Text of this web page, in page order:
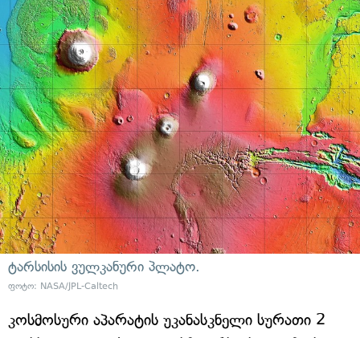
ტარსისის ვულკანური პლატო.
ფოტო: NASA/JPL-Caltech
კოსმოსური აპარატის უკანასკნელი სურათი 2